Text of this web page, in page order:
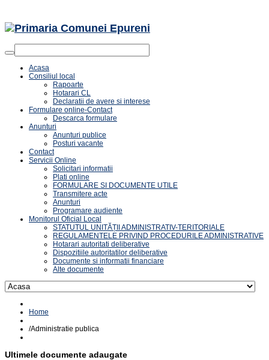
Acasa
Consiliul local
Rapoarte
Hotarari CL
Declaratii de avere si interese
Formulare online-Contact
Descarca formulare
Anunturi
Anunturi publice
Posturi vacante
Contact
Servicii Online
Solicitari informatii
Plati online
FORMULARE SI DOCUMENTE UTILE
Transmitere acte
Anunturi
Programare audiente
Monitorul Oficial Local
STATUTUL UNITĂȚII ADMINISTRATIV-TERITORIALE
REGULAMENTELE PRIVIND PROCEDURILE ADMINISTRATIVE
Hotarari autoritati deliberative
Dispozitiile autoritatilor deliberative
Documente si informatii financiare
Alte documente
Home
/Administratie publica
Ultimele documente adaugate